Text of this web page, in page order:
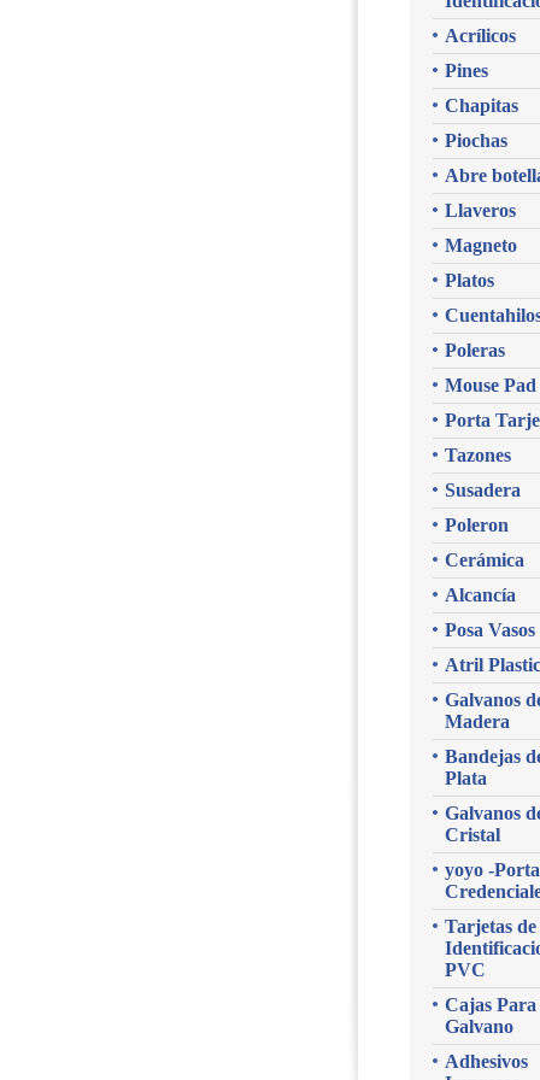
Acrílicos
Pines
Chapitas
Piochas
Abre
Llaveros
Magneto
Platos
Poleras
Mouse Pad
Porta
Tazones
Susadera
Poleron
Cerámica
Alcancía
Posa Vasos
Atril
Galvanos
Madera
Bandejas
Plata
Galvanos
Cristal
yoyo -Porta
Tarjetas de
PVC
Cajas Para
Galvano
Adhesivos